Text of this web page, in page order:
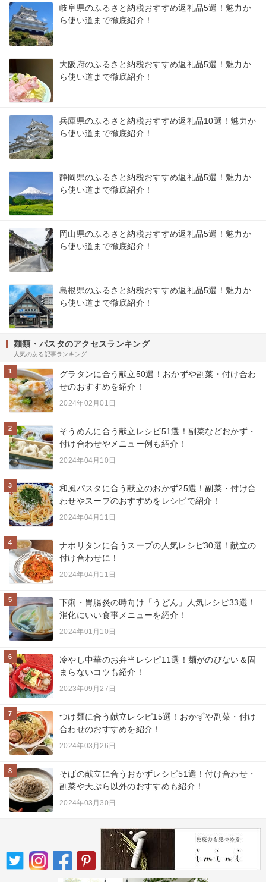
岐阜県のふるさと納税おすすめ返礼品5選！魅力か
ら使い道まで徹底紹介！
大阪府のふるさと納税おすすめ返礼品5選！魅力か
ら使い道まで徹底紹介！
兵庫県のふるさと納税おすすめ返礼品10選！魅力か
ら使い道まで徹底紹介！
静岡県のふるさと納税おすすめ返礼品5選！魅力か
ら使い道まで徹底紹介！
岡山県のふるさと納税おすすめ返礼品5選！魅力か
ら使い道まで徹底紹介！
島根県のふるさと納税おすすめ返礼品5選！魅力か
ら使い道まで徹底紹介！
麺類・パスタのアクセスランキング
人気のある記事ランキング
1
グラタンに合う献立50選！おかずや副菜・付け合わ
せのおすすめを紹介！
2024年02月01日
2
そうめんに合う献立レシピ51選！副菜などおかず・
付け合わせやメニュー例も紹介！
2024年04月10日
3
和風パスタに合う献立のおかず25選！副菜・付け合
わせやスープのおすすめをレシピで紹介！
2024年04月11日
4
ナポリタンに合うスープの人気レシピ30選！献立の
付け合わせに！
2024年04月11日
5
下痢・胃腸炎の時向け「うどん」人気レシピ33選！
消化にいい食事メニューを紹介！
2024年01月10日
6
冷やし中華のお弁当レシピ11選！麺がのびない＆固
まらないコツも紹介！
2023年09月27日
7
つけ麺に合う献立レシピ15選！おかずや副菜・付け
合わせのおすすめを紹介！
2024年03月26日
8
そばの献立に合うおかずレシピ51選！付け合わせ・
副菜や天ぷら以外のおすすめも紹介！
2024年03月30日